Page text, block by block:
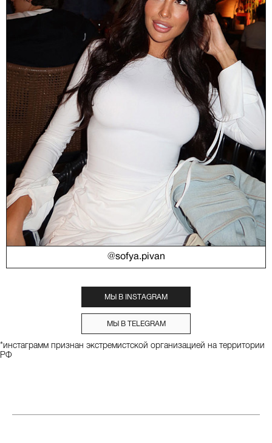
@sofya.pivan
МЫ В INSTAGRAM
МЫ В TELEGRAM
*инстаграмм признан экстремистской организацией на территории
РФ